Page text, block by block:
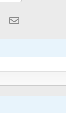
WhatsApp
E-posta